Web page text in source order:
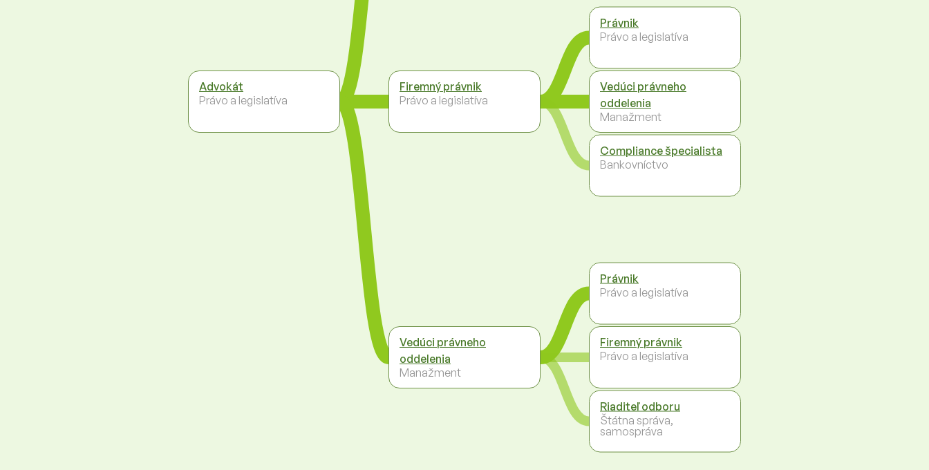
Advokát
Právo a legislatíva
Firemný právnik
Právo a legislatíva
Vedúci právneho
oddelenia
Manažment
Právnik
Právo a legislatíva
Vedúci právneho
oddelenia
Manažment
Compliance špecialista
Bankovníctvo
Právnik
Právo a legislatíva
Firemný právnik
Právo a legislatíva
Riaditeľ odboru
Štátna správa,
samospráva